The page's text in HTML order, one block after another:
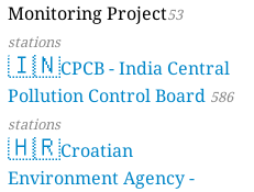
Monitoring Project53
stations
🇮🇳CPCB - India Central
Pollution Control Board 586
stations
🇭🇷Croatian
Environment Agency -